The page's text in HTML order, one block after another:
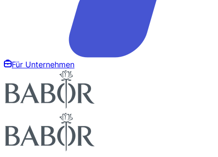
Für Unternehmen